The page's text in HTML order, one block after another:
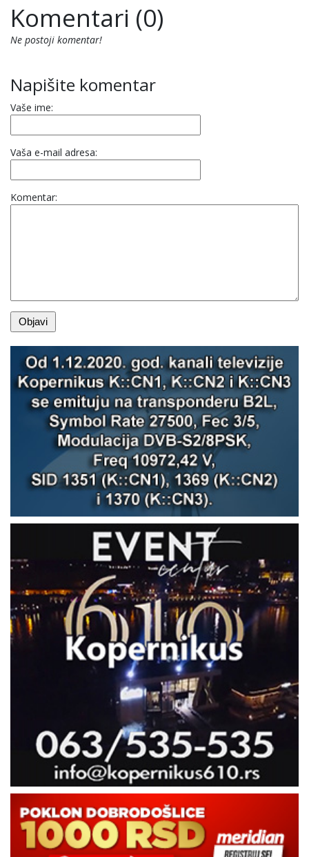
Komentari (0)
Ne postoji komentar!
Napišite komentar
Vaše ime:
Vaša e-mail adresa:
Komentar: